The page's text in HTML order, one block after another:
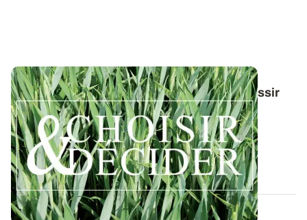
Conduite du triticale : des guides pour réussir
ses interventions au printemps 2026
Retrouvez toutes les préconisations en matière de
protection du triticale contre les...
12 DÉC. 2025